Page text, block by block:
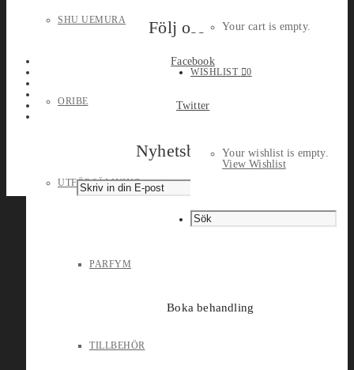
SHU UEMURA
ORIBE
UTFÖRSÄLJNING
PARFYM
TILLBEHÖR
Your cart is empty.
WISHLIST 0
Your wishlist is empty.
View Wishlist
Boka behandling
Följ oss
Facebook
Twitter
Nyhetsbrev